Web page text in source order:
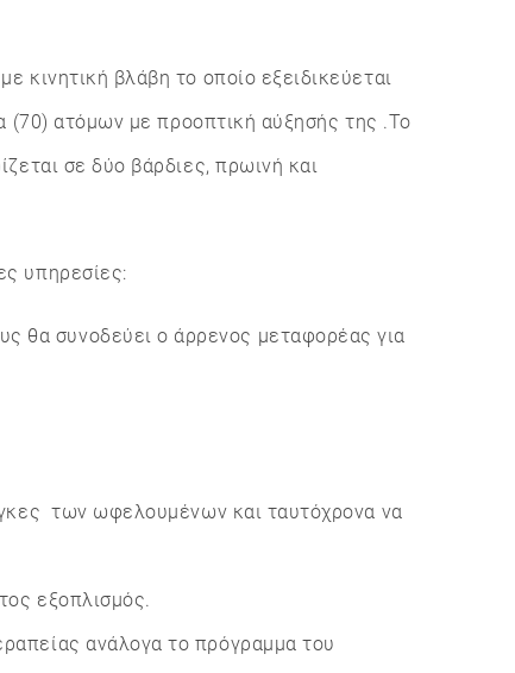
βλάβη το οποίο εξειδικεύεται
(70) ατόμων με προοπτική αύξησής της .Το
σε δύο βάρδιες, πρωινή και
υπηρεσίες:
θα συνοδεύει ο άρρενος μεταφορέας για
των ωφελουμένων και ταυτόχρονα να
εξοπλισμός.
ανάλογα το πρόγραμμα του